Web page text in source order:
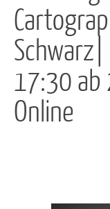
17:30 ab
Online